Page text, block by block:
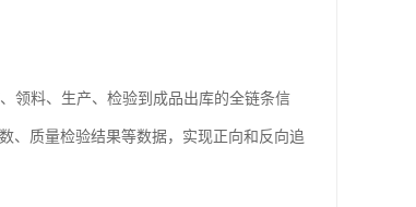
领料、生产、检验到成品出库的全链条信
、质量检验结果等数据，实现正向和反向追